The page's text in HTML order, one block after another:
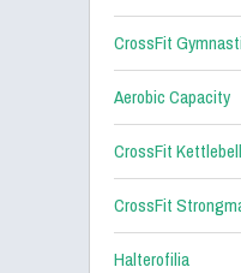
CrossFit
Aerobic Capacity
CrossFit
CrossFit
Halterofilia